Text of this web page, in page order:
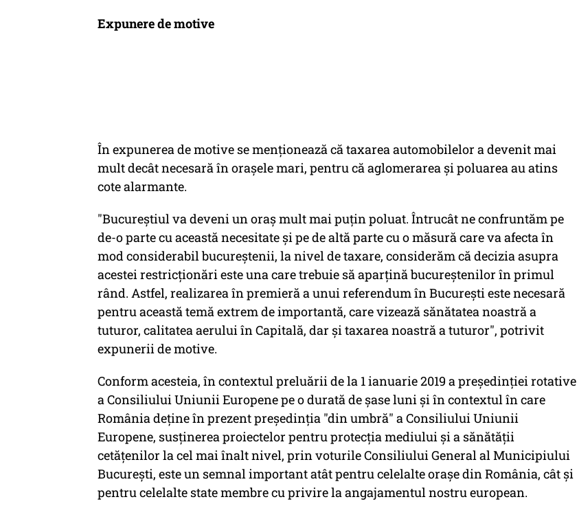
Expunere de motive
În expunerea de motive se menţionează că taxarea automobilelor a devenit mai
mult decât necesară în oraşele mari, pentru că aglomerarea şi poluarea au atins
cote alarmante.
"Bucureştiul va deveni un oraş mult mai puţin poluat. Întrucât ne confruntăm pe
de-o parte cu această necesitate şi pe de altă parte cu o măsură care va afecta în
mod considerabil bucureştenii, la nivel de taxare, considerăm că decizia asupra
acestei restricţionări este una care trebuie să aparţină bucureştenilor în primul
rând. Astfel, realizarea în premieră a unui referendum în Bucureşti este necesară
pentru această temă extrem de importantă, care vizează sănătatea noastră a
tuturor, calitatea aerului în Capitală, dar şi taxarea noastră a tuturor", potrivit
expunerii de motive.
Conform acesteia, în contextul preluării de la 1 ianuarie 2019 a preşedinţiei rotative
a Consiliului Uniunii Europene pe o durată de şase luni şi în contextul în care
România deţine în prezent preşedinţia "din umbră" a Consiliului Uniunii
Europene, susţinerea proiectelor pentru protecţia mediului şi a sănătăţii
cetăţenilor la cel mai înalt nivel, prin voturile Consiliului General al Municipiului
Bucureşti, este un semnal important atât pentru celelalte oraşe din România, cât şi
pentru celelalte state membre cu privire la angajamentul nostru european.